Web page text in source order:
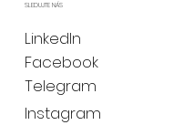
SLEDUJTE NÁS
LinkedIn
Facebook
Instagram
Telegram